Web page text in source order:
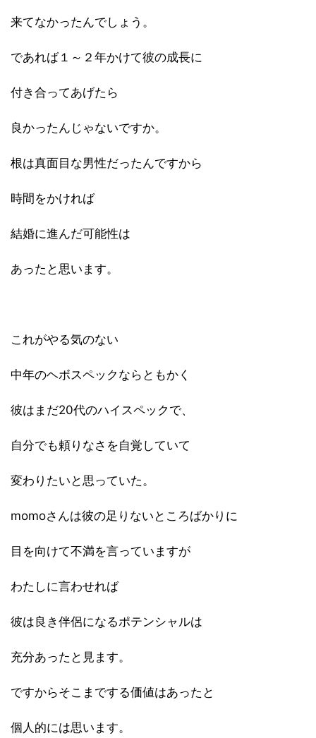
来てなかったんでしょう。
であれば１～２年かけて彼の成長に
付き合ってあげたら
良かったんじゃないですか。
根は真面目な男性だったんですから
時間をかければ
結婚に進んだ可能性は
あったと思います。
これがやる気のない
中年のヘボスペックならともかく
彼はまだ20代のハイスペックで、
自分でも頼りなさを自覚していて
変わりたいと思っていた。
momoさんは彼の足りないところばかりに
目を向けて不満を言っていますが
わたしに言わせれば
彼は良き伴侶になるポテンシャルは
充分あったと見ます。
ですからそこまでする価値はあったと
個人的には思います。